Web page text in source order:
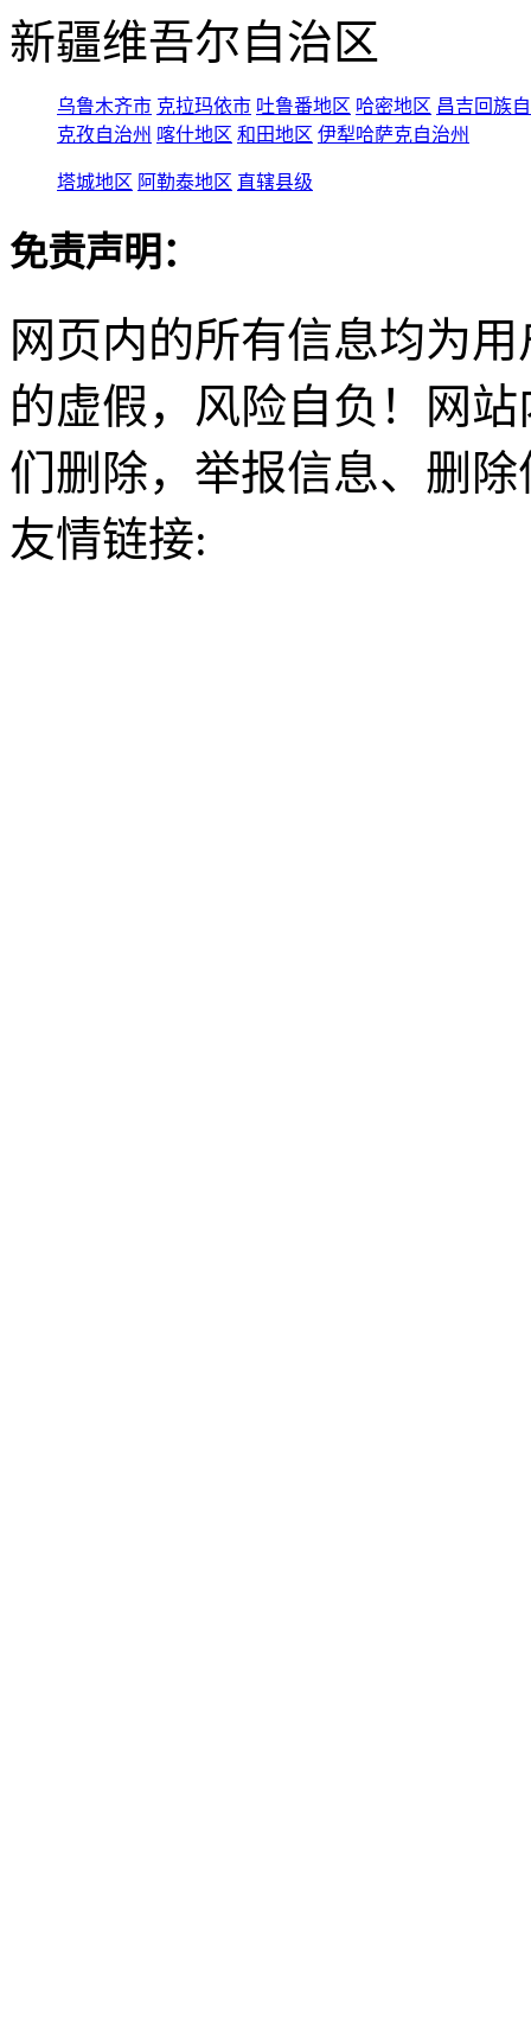
新疆维吾尔自治区
乌鲁木齐市 克拉玛依市 吐鲁番地区 哈密地区 昌吉回族
克孜自治州 喀什地区 和田地区 伊犁哈萨克自治州
塔城地区 阿勒泰地区 直辖县级
免责声明：
网页内的所有信息均为
的虚假，风险自负！网
们删除，举报信息、删
友情链接: